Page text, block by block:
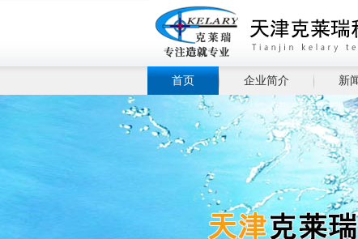
首页 企业简介 新